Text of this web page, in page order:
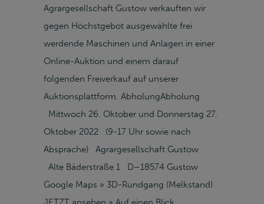
Agrargesellschaft Gustow verkauften wir
gegen Höchstgebot ausgewählte frei
werdende Maschinen und Anlagen in einer
Online-Auktion und einem darauf
folgenden Freiverkauf auf unserer
Auktionsplattform. AbholungAbholung
Mittwoch 26. Oktober und Donnerstag 27.
Oktober 2022 (9-17 Uhr sowie nach
Absprache) Agrargesellschaft Gustow
Alte Bäderstraße 1 D–18574 Gustow
Google Maps » 3D-Rundgang (Melkstand)